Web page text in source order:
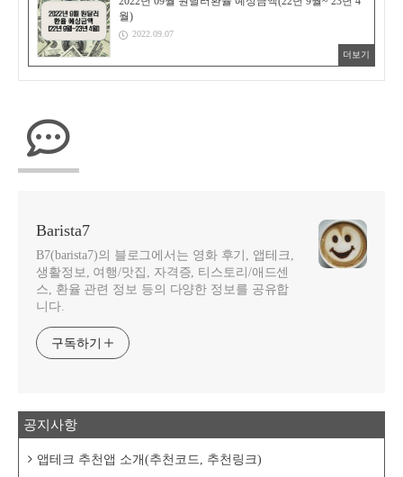
월)
2022.09.07
더보기
Barista7
B7(barista7)의 블로그에서는 영화 후기, 앱테크,
생활정보, 여행/맛집, 자격증, 티스토리/애드센
스, 환율 관련 정보 등의 다양한 정보를 공유합
니다.
구독하기
공지사항
앱테크 추천앱 소개(추천코드, 추천링크)